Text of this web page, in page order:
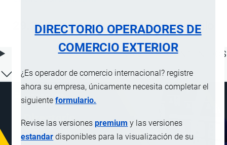
DIRECTORIO OPERADORES DE
COMERCIO EXTERIOR
¿Es operador de comercio internacional? registre
ahora su empresa, únicamente necesita completar el
siguienteformulario.
Revise las versionespremium y las versiones
estandar disponibles para la visualización de su
29.26 Compuestos con función nitrilo
ÍNDICE DE CONTENIDOS